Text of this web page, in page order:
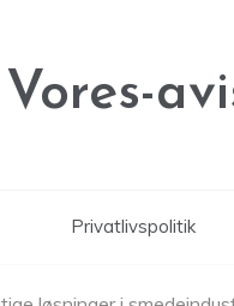
Vores-
Privatlivspolitik